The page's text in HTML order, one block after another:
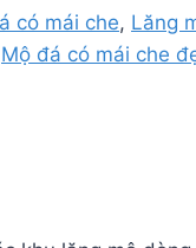
có mái che, Lăng
Mộ đá có mái che